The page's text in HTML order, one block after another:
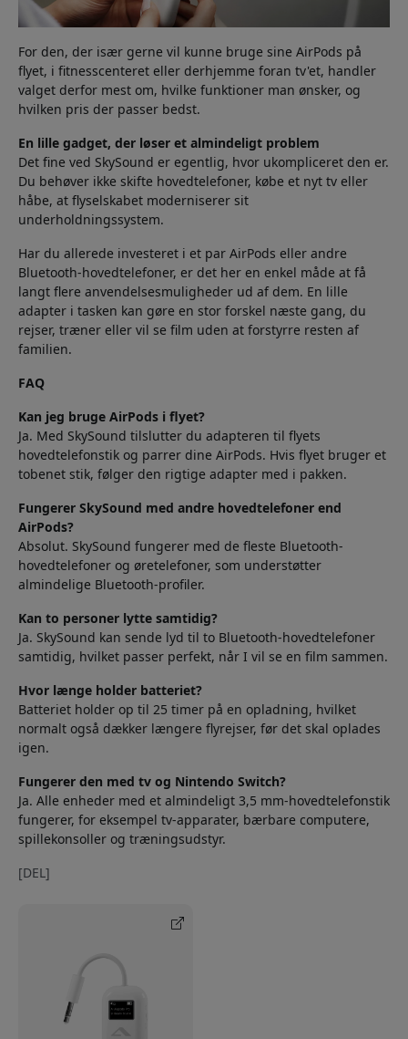
For den, der især gerne vil kunne bruge sine AirPods på
flyet, i fitnesscenteret eller derhjemme foran tv'et, handler
valget derfor mest om, hvilke funktioner man ønsker, og
hvilken pris der passer bedst.
En lille gadget, der løser et almindeligt problem
Det fine ved SkySound er egentlig, hvor ukompliceret den er.
Du behøver ikke skifte hovedtelefoner, købe et nyt tv eller
håbe, at flyselskabet moderniserer sit
underholdningssystem.
Har du allerede investeret i et par AirPods eller andre
Bluetooth-hovedtelefoner, er det her en enkel måde at få
langt flere anvendelsesmuligheder ud af dem. En lille
adapter i tasken kan gøre en stor forskel næste gang, du
rejser, træner eller vil se film uden at forstyrre resten af
familien.
FAQ
Kan jeg bruge AirPods i flyet?
Ja. Med SkySound tilslutter du adapteren til flyets
hovedtelefonstik og parrer dine AirPods. Hvis flyet bruger et
tobenet stik, følger den rigtige adapter med i pakken.
Fungerer SkySound med andre hovedtelefoner end
AirPods?
Absolut. SkySound fungerer med de fleste Bluetooth-
hovedtelefoner og øretelefoner, som understøtter
almindelige Bluetooth-profiler.
Kan to personer lytte samtidig?
Ja. SkySound kan sende lyd til to Bluetooth-hovedtelefoner
samtidig, hvilket passer perfekt, når I vil se en film sammen.
Hvor længe holder batteriet?
Batteriet holder op til 25 timer på en opladning, hvilket
normalt også dækker længere flyrejser, før det skal oplades
igen.
Fungerer den med tv og Nintendo Switch?
Ja. Alle enheder med et almindeligt 3,5 mm-hovedtelefonstik
fungerer, for eksempel tv-apparater, bærbare computere,
spillekonsoller og træningsudstyr.
[DEL]